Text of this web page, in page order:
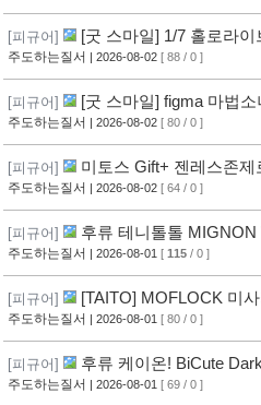
[피규어]
[굿 스마일] 1/7 홀로라이
타일 사복 의상
주도하는질서 | 2026-08-02 [ 88 / 0 ]
[피규어] [굿 스마일] figma 마법
주도하는질서 | 2026-08-02 [ 80 / 0 ]
[피규어] 미토스 Gift+ 젠레스존
주도하는질서 | 2026-08-02 [ 64 / 0 ]
[피규어] 후류 테니톨톨
주도하는질서 | 2026-08-01 [ 115 / 0 ]
[피규어] [TAITO] MOFLOCK 미
주도하는질서 | 2026-08-01 [ 80 / 0 ]
[피규어] 후류 케이온! BiCute
주도하는질서 | 2026-08-01 [ 69 / 0 ]